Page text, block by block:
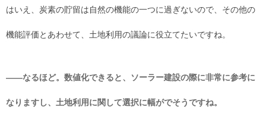
はいえ、炭素の貯留は自然の機能の一つに過ぎないので、その他の
機能評価とあわせて、土地利用の議論に役立てたいですね。
――なるほど。数値化できると、ソーラー建設の際に非常に参考に
なりますし、土地利用に関して選択に幅がでそうですね。